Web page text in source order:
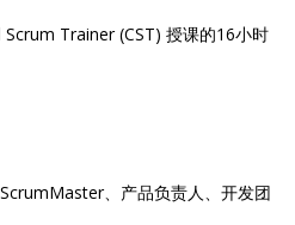
Trainer (CST) 授课的16小时
、产品负责人、开发团